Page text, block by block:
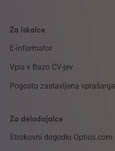
Za iskalce
E-informator
Vpis v Bazo CV-jev
Pogosto zastavljena vprašanja
Za delodajalce
Strokovni dogodki Optius.com